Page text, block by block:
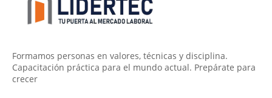
Formamos personas en valores, técnicas y disciplina.
Capacitación práctica para el mundo actual. Prepárate para
crecer